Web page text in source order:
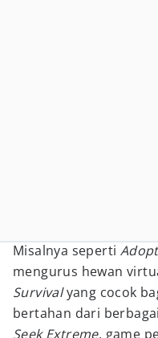
Misalnya seperti
mengurus hewan
Survivalyang cocok
bertahan dari
Seek Extreme, game